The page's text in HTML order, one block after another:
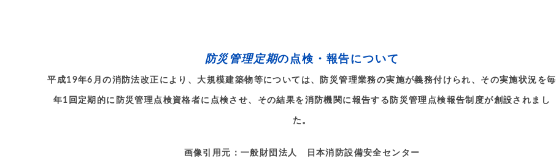
防災管理定期の点検・報告について
平成19年6月の消防法改正により、大規模建築物等については、防災管理業務の実施が義務付けられ、その実施状況を毎
年1回定期的に防災管理点検資格者に点検させ、その結果を消防機関に報告する防災管理点検報告制度が創設されまし
た。
画像引用元：一般財団法人 日本消防設備安全センター